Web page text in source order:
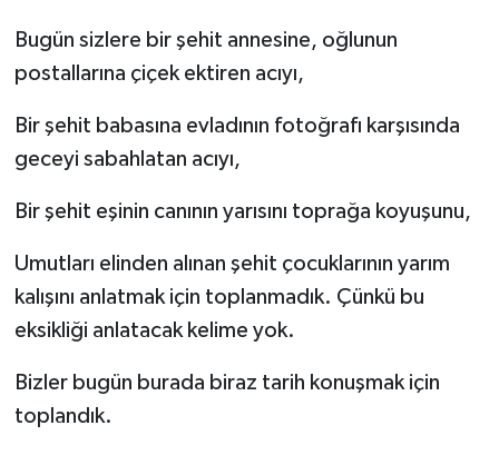
Bugün sizlere bir şehit annesine, oğlunun
postallarına çiçek ektiren acıyı,
Bir şehit babasına evladının fotoğrafı karşısında
geceyi sabahlatan acıyı,
Bir şehit eşinin canının yarısını toprağa koyuşunu,
Umutları elinden alınan şehit çocuklarının yarım
kalışını anlatmak için toplanmadık. Çünkü bu
eksikliği anlatacak kelime yok.
Bizler bugün burada biraz tarih konuşmak için
toplandık.